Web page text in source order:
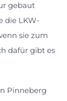
gebaut
die LKW-
sie zum
dafür gibt es
Pinneberg